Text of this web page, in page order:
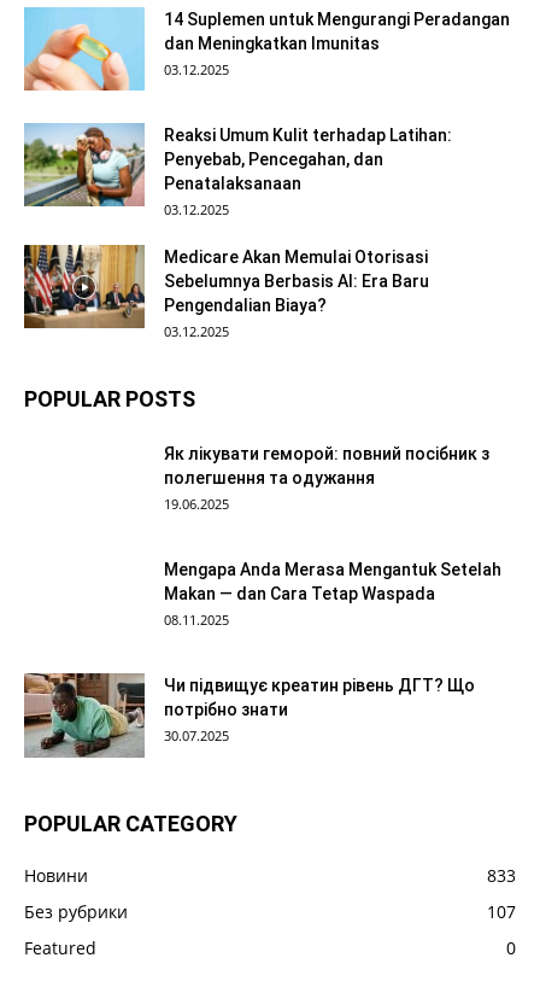
14 Suplemen untuk Mengurangi Peradangan
dan Meningkatkan Imunitas
03.12.2025
Reaksi Umum Kulit terhadap Latihan:
Penyebab, Pencegahan, dan
Penatalaksanaan
03.12.2025
Medicare Akan Memulai Otorisasi
Sebelumnya Berbasis AI: Era Baru
Pengendalian Biaya?
03.12.2025
POPULAR POSTS
Як лікувати геморой: повний посібник з
полегшення та одужання
19.06.2025
Mengapa Anda Merasa Mengantuk Setelah
Makan — dan Cara Tetap Waspada
08.11.2025
Чи підвищує креатин рівень ДГТ? Що
потрібно знати
30.07.2025
POPULAR CATEGORY
Новини
833
Без рубрики
107
Featured
0